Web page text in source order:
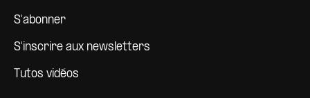
S'abonner
S'inscrire aux newsletters
Tutos vidéos